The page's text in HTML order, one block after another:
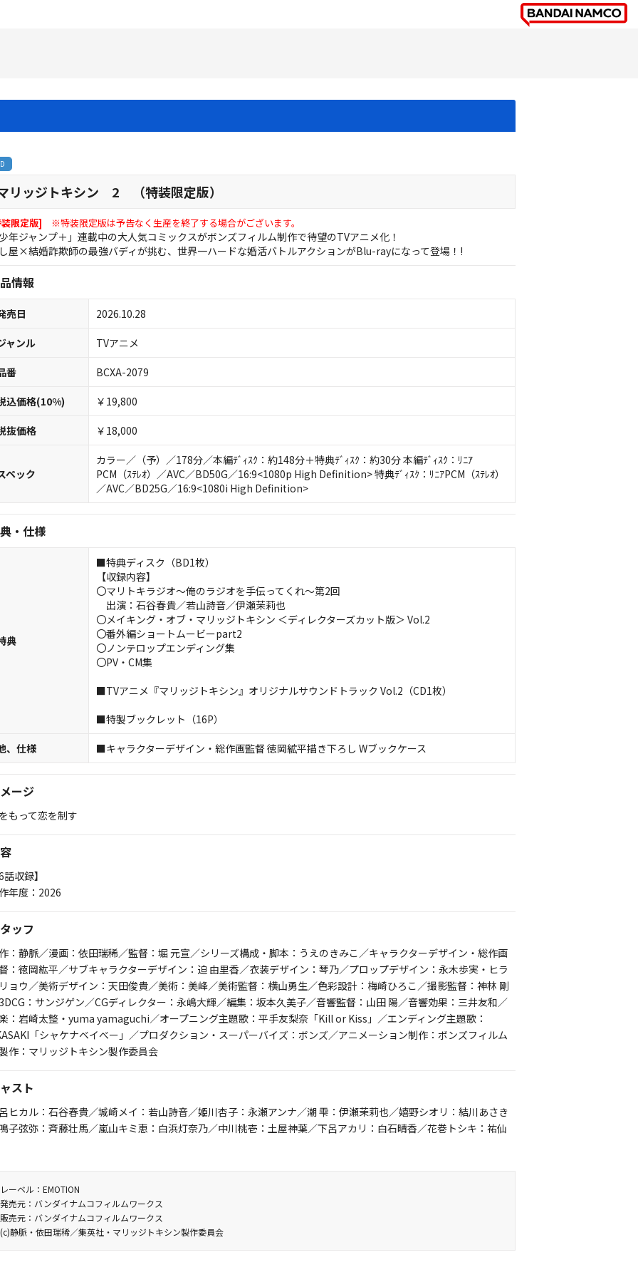
リッジトキシン 2 （特装限定版）
限定版] ※特装限定版は予告なく生産を終了する場合がございます。
少年ジャンプ＋」連載中の大人気コミックスがボンズフィルム制作で待望のTVアニメ化！
屋×結婚詐欺師の最強バディが挑む、世界一ハードな婚活バトルアクションがBlu-rayになって登場！!
情報
売日 2026.10.28
ャンル TVアニメ
番 BCXA-2079
込価格(10%) ￥19,800
抜価格 ￥18,000
ペック
カラー／（予）／178分／本編ﾃﾞｨｽｸ：約148分＋特典ﾃﾞｨｽｸ：約30分 本編ﾃﾞｨｽｸ：ﾘﾆｱ
PCM（ｽﾃﾚｵ）／AVC／BD50G／16:9<1080p High Definition> 特典ﾃﾞｨｽｸ：ﾘﾆｱPCM（ｽﾃﾚｵ）
／AVC／BD25G／16:9<1080i High Definition>
・仕様
典
■特典ディスク（BD1枚）
【収録内容】
〇マリトキラジオ～俺のラジオを手伝ってくれ〜第2回
出演：石谷春貴／若山詩音／伊瀬茉莉也
〇メイキング・オブ・マリッジトキシン ＜ディレクターズカット版＞ Vol.2
〇番外編ショートムービーpart2
〇ノンテロップエンディング集
〇PV・CM集
■TVアニメ『マリッジトキシン』オリジナルサウンドトラック Vol.2（CD1枚）
■特製ブックレット（16P）
、仕様 ■キャラクターデザイン・総作画監督 徳岡絋平描き下ろし Wブックケース
ージ
もって恋を制す
6話収録】
年度：2026
ッフ
：静脈／漫画：依田瑞稀／監督：堀 元宣／シリーズ構成・脚本：うえのきみこ／キャラクターデザイン・総作画
：徳岡紘平／サブキャラクターデザイン：迫 由里香／衣装デザイン：琴乃／プロップデザイン：永木歩実・ヒラ
ョウ／美術デザイン：天田俊貴／美術：美峰／美術監督：横山勇生／色彩設計：梅崎ひろこ／撮影監督：神林 剛
：サンジゲン／CGディレクター：永嶋大輝／編集：坂本久美子／音響監督：山田 陽／音響効果：三井友和／
：岩崎太整・yuma yamaguchi／オープニング主題歌：平手友梨奈「Kill or Kiss」／エンディング主題歌：
「シャケナベイべー」／プロダクション・スーパーバイズ：ボンズ／アニメーション制作：ボンズフィルム
作：マリッジトキシン製作委員会
スト
ヒカル：石谷春貴／城崎メイ：若山詩音／姫川杏子：永瀬アンナ／潮 雫：伊瀬茉莉也／嬉野シオリ：結川あさき
子弦弥：斉藤壮馬／嵐山キミ恵：白浜灯奈乃／中川桃壱：土屋神葉／下呂アカリ：白石晴香／花巻トシキ：祐仙
レーベル：EMOTION
発売元：バンダイナムコフィルムワークス
販売元：バンダイナムコフィルムワークス
(c)静脈・依田瑞稀／集英社・マリッジトキシン製作委員会